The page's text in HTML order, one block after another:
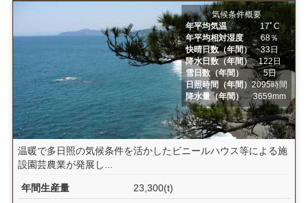
気候条件概要
年平均気温
17ﾟC
年平均相対湿度
68％
快晴日数（年間）
33日
降水日数（年間）
122日
雪日数（年間）
5日
日照時間（年間）2095時間
降水量（年間）
3659mm
温暖で多日照の気候条件を活かしたビニールハウス等による施
設園芸農業が発展し...
年間生産量
23,300(t)